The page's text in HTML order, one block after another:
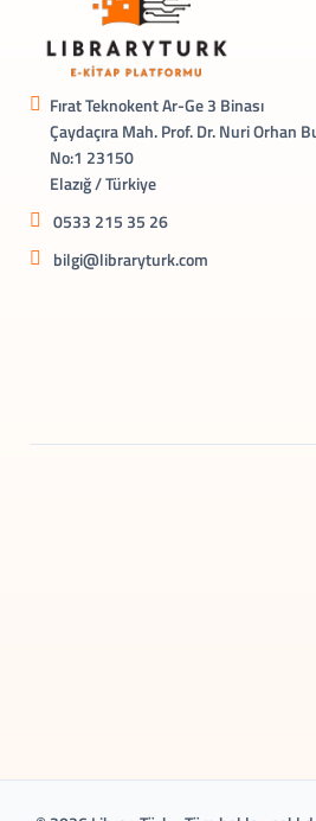
Fırat Teknokent Ar-Ge 3 Binası
Çaydaçıra Mah. Prof. Dr. Nuri Orhan
No:1 23150
Elazığ / Türkiye
0533 215 35 26
bilgi@libraryturk.com